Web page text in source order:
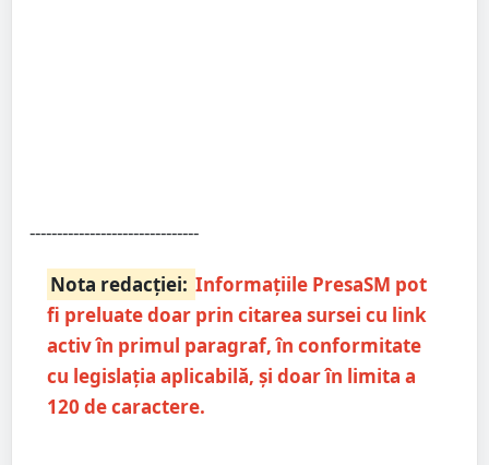
-------------------------------
Nota redacției: Informațiile PresaSM pot
fi preluate doar prin citarea sursei cu link
activ în primul paragraf, în conformitate
cu legislația aplicabilă, și doar în limita a
120 de caractere.